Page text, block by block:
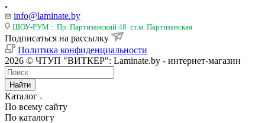
info@laminate.by
ШОУ-РУМ : Пр. Партизанский 48 ст.м. Партизанская
Подписаться на рассылку
Политика конфиденциальности
2026 © ЧТУП "ВИТКЕР": Laminate.by - интернет-магазин
Найти
Каталог
По всему сайту
По каталогу